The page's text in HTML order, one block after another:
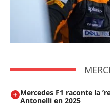
Mercedes F1 raconte la
Antonelli en 2025